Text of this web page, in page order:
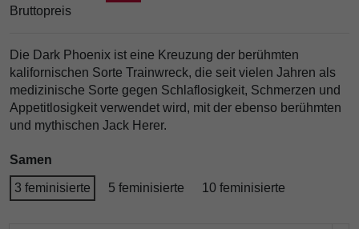
Bruttopreis
Die Dark Phoenix ist eine Kreuzung der berühmten
kalifornischen Sorte Trainwreck, die seit vielen Jahren als
medizinische Sorte gegen Schlaflosigkeit, Schmerzen und
Appetitlosigkeit verwendet wird, mit der ebenso berühmten
und mythischen Jack Herer.
Samen
3 feminisierte 5 feminisierte 10 feminisierte